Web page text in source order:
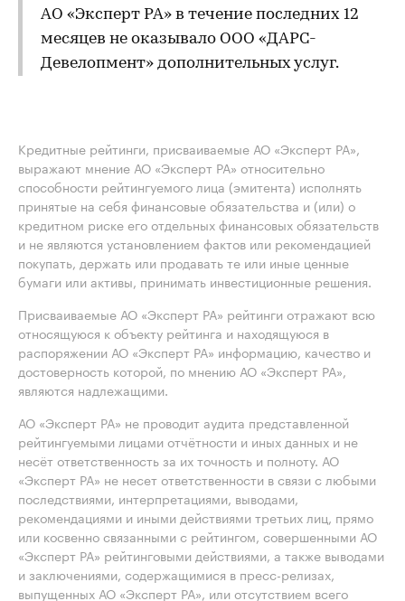
АО «Эксперт РА» в течение последних 12
месяцев не оказывало ООО «ДАРС-
Девелопмент» дополнительных услуг.
Кредитные рейтинги, присваиваемые АО «Эксперт РА»,
выражают мнение АО «Эксперт РА» относительно
способности рейтингуемого лица (эмитента) исполнять
принятые на себя финансовые обязательства и (или) о
кредитном риске его отдельных финансовых обязательств
и не являются установлением фактов или рекомендацией
покупать, держать или продавать те или иные ценные
бумаги или активы, принимать инвестиционные решения.
Присваиваемые АО «Эксперт РА» рейтинги отражают всю
относящуюся к объекту рейтинга и находящуюся в
распоряжении АО «Эксперт РА» информацию, качество и
достоверность которой, по мнению АО «Эксперт РА»,
являются надлежащими.
АО «Эксперт РА» не проводит аудита представленной
рейтингуемыми лицами отчётности и иных данных и не
несёт ответственность за их точность и полноту. АО
«Эксперт РА» не несет ответственности в связи с любыми
последствиями, интерпретациями, выводами,
рекомендациями и иными действиями третьих лиц, прямо
или косвенно связанными с рейтингом, совершенными АО
«Эксперт РА» рейтинговыми действиями, а также выводами
и заключениями, содержащимися в пресс-релизах,
выпущенных АО «Эксперт РА», или отсутствием всего